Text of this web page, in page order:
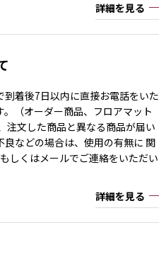
詳細を見る
着後7日以内に直接お電話をいた
（オーダー商品、フロアマット
注文した商品と異なる商品が届い
などの場合は、使用の有無に 関
しくはメールでご連絡をいただい
詳細を見る